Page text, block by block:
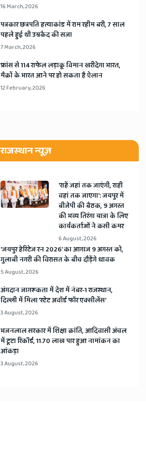
16 March, 2026
​पत्रकार छत्रपति हत्याकांड में राम रहीम बरी, 7 साल
पहले हुई थी उम्रकैद की सजा
7 March, 2026
​फ्रांस से 114 राफेल लड़ाकू विमान खरीदेगा भारत,
मैक्रों के भारत आने पर हो सकता है ऐलान
12 February, 2026
राजस्थान न्यूज़
'राहें जहां तक जाएंगी, राही
वहां तक जाएगा': जयपुर में
बीजेपी की बैठक, 9 अगस्त
की भव्य तिरंगा यात्रा के लिए
कार्यकर्ताओं ने कसी कमर
6 August, 2026
​'जयपुर हेरिटेज रन 2026' का आगाज 9 अगस्त को,
गुलाबी नगरी की विरासत के बीच दौड़ेंगे धावक
5 August, 2026
अंगदान जागरूकता में देश में नंबर-1 राजस्थान,
दिल्ली में मिला 'स्टेट अवॉर्ड फॉर एक्सीलेंस'
3 August, 2026
भजनलाल सरकार में शिक्षा क्रांति, आदिवासी अंचल
में टूटा रिकॉर्ड, 11.70 लाख पार हुआ नामांकन का
आंकड़ा
3 August, 2026